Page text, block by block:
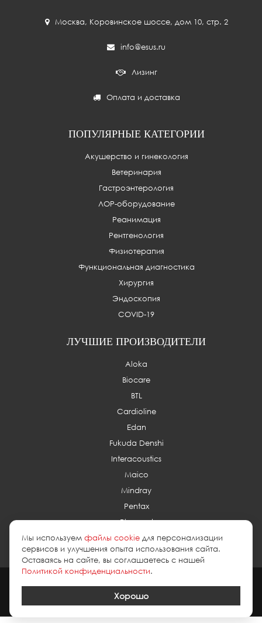
Москва, Коровинское шоссе, дом 10, стр. 2
info@esus.ru
Лизинг
Оплата и доставка
ПОПУЛЯРНЫЕ КАТЕГОРИИ
Акушерство и гинекология
Ветеринария
Гастроэнтерология
ЛОР-оборудование
Реанимация
Рентгенология
Физиотерапия
Функциональная диагностика
Хирургия
Эндоскопия
COVID-19
ЛУЧШИЕ ПРОИЗВОДИТЕЛИ
Aloka
Biocare
BTL
Cardioline
Edan
Fukuda Denshi
Interacoustics
Maico
Mindray
Pentax
Planmed
данных
Создание сайта
Мы используем файлы cookie для персонализации
сервисов и улучшения опыта использования сайта.
Оставаясь на сайте, вы соглашаетесь с нашей
Политикой конфиденциальности.
Хорошо